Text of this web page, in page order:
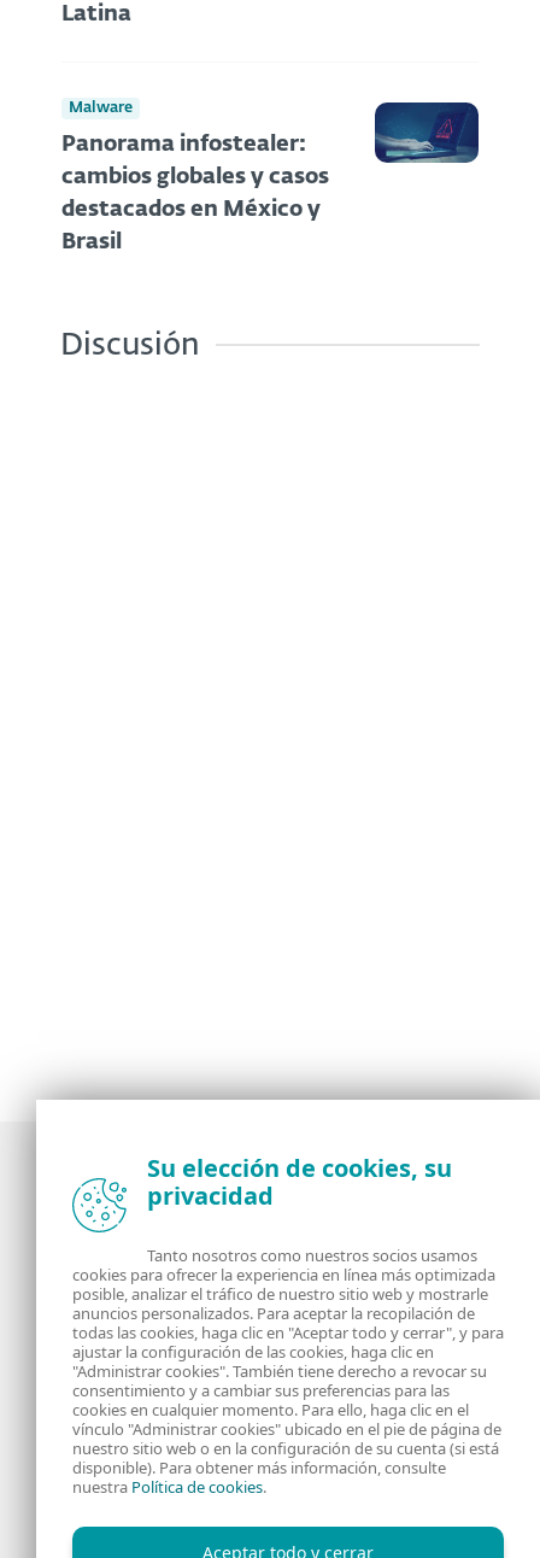
Latina
Malware
Panorama infostealer:
cambios globales y casos
destacados en México y
Brasil
Discusión
Noticias, opiniones y análisis de la comunidad de
seguridad de ESET
Acerca de RSS Feed
Contáctanos Dirección
Información Legal Política de Cookies
Política de privacidad
Su elección de cookies, su
privacidad
Tanto nosotros como nuestros socios usamos
cookies para ofrecer la experiencia en línea más optimizada
posible, analizar el tráfico de nuestro sitio web y mostrarle
anuncios personalizados. Para aceptar la recopilación de
todas las cookies, haga clic en "Aceptar todo y cerrar", y para
ajustar la configuración de las cookies, haga clic en
"Administrar cookies". También tiene derecho a revocar su
consentimiento y a cambiar sus preferencias para las
cookies en cualquier momento. Para ello, haga clic en el
vínculo "Administrar cookies" ubicado en el pie de página de
nuestro sitio web o en la configuración de su cuenta (si está
disponible). Para obtener más información, consulte
nuestra Política de cookies.
Aceptar todo y cerrar